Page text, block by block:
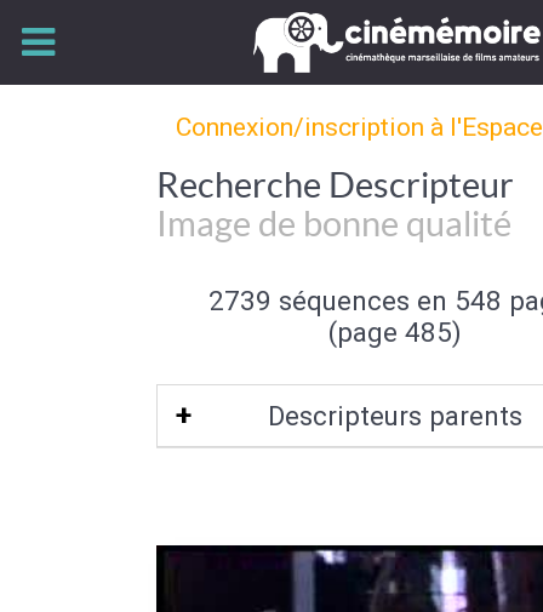
Connexion/inscription à
Recherche Descripteur
Image de bonne qualité
2739 séquences en 548
(page 485)
Descripteurs parents